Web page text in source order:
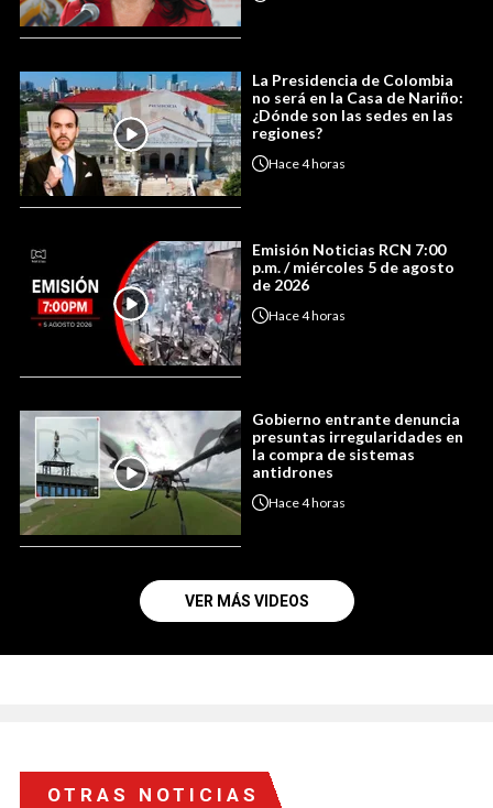
La Presidencia de Colombia
no será en la Casa de Nariño:
¿Dónde son las sedes en las
regiones?
Hace4 horas
Emisión Noticias RCN 7:00
p.m. / miércoles 5 de agosto
de 2026
Hace4 horas
Gobierno entrante denuncia
presuntas irregularidades en
la compra de sistemas
antidrones
Hace4 horas
VER MÁS VIDEOS
OTRAS NOTICIAS